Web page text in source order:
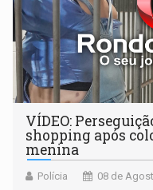
VÍDEO:
shopping após
menina
Polícia 08 de